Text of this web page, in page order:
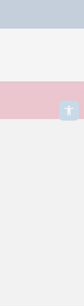
Abrir a barra de ferramentas